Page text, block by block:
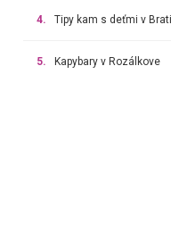
4. Tipy kam s deťmi v
5. Kapybary v Rozálkove